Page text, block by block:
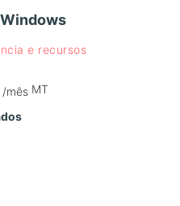
e recursos
/mês MT